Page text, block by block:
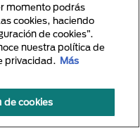
momento podrás
cookies, haciendo
de cookies”.
nuestra política de
privacidad. Más
de cookies